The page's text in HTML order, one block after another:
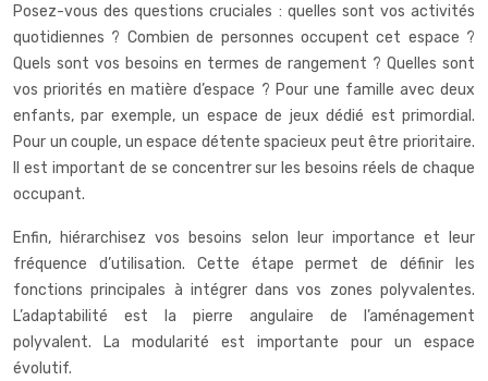
Posez-vous des questions cruciales : quelles sont vos activités
quotidiennes ? Combien de personnes occupent cet espace ?
Quels sont vos besoins en termes de rangement ? Quelles sont
vos priorités en matière d’espace ? Pour une famille avec deux
enfants, par exemple, un espace de jeux dédié est primordial.
Pour un couple, un espace détente spacieux peut être prioritaire.
Il est important de se concentrer sur les besoins réels de chaque
occupant.
Enfin, hiérarchisez vos besoins selon leur importance et leur
fréquence d’utilisation. Cette étape permet de définir les
fonctions principales à intégrer dans vos zones polyvalentes.
L’adaptabilité est la pierre angulaire de l’aménagement
polyvalent. La modularité est importante pour un espace
évolutif.